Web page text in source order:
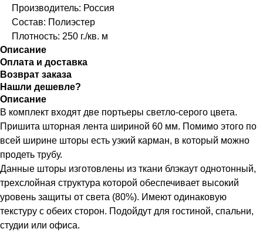
Производитель: Россия
Состав: Полиэстер
Плотность: 250 г./кв. м
Описание
Оплата и доставка
Возврат заказа
Нашли дешевле?
Описание
В комплект входят две портьеры светло-серого цвета.
Пришита шторная лента шириной 60 мм. Помимо этого по
всей ширине шторы есть узкий карман, в который можно
продеть трубу.
Данные шторы изготовлены из ткани блэкаут однотонный,
трехслойная структура которой обеспечивает высокий
уровень защиты от света (80%). Имеют одинаковую
текстуру с обеих сторон. Подойдут для гостиной, спальни,
студии или офиса.